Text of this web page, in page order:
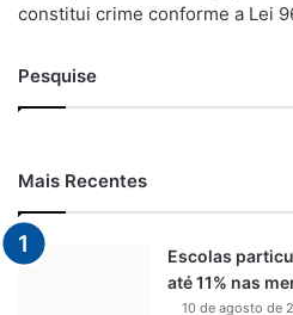
constitui crime conforme a Lei
Pesquise
Mais Recentes
Escolas
até 11% nas
10 de agosto de